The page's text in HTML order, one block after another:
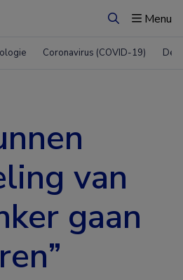
ZoekenMenu
Coronavirus (COVID-19)
van
gaan